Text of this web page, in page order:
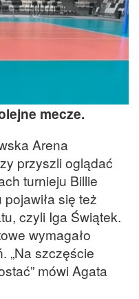
mecze.
Arena
przyszli oglądać
turnieju Billie
się też
czyli Iga Świątek.
wymagało
„Na szczęście
mówi Agata